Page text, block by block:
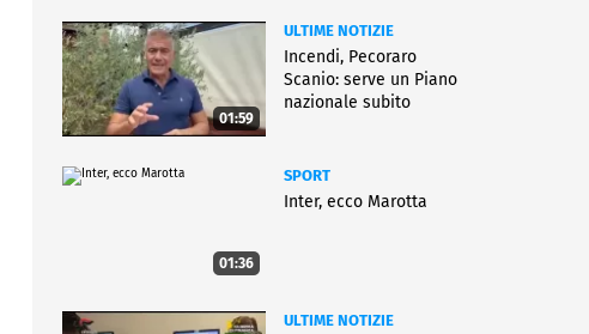
01:59
ULTIME NOTIZIE
Incendi, Pecoraro
Scanio: serve un Piano
nazionale subito
01:36
SPORT
Inter, ecco Marotta
ULTIME NOTIZIE